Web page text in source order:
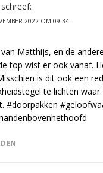
schreef:
2022 OM 09:34
Matthijs, en de
top wist er ook vanaf.
is dit ook een
te lichten waar
#doorpakken